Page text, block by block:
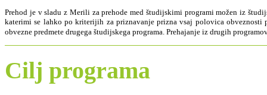
Prehod je v sladu z Merili za prehode med študijskimi programi možen iz
katerimi se lahko po kriterijih za priznavanje prizna vsaj polovica obveznosti
obvezne predmete drugega študijskega programa. Prehajanje iz drugih
Cilj programa